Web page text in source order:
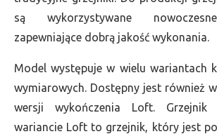
są wykorzystywane
zapewniające dobrą jakość wykonania.
Model występuje w wielu wariantach
wymiarowych. Dostępny jest również
wersji wykończenia Loft. Grzejnik
wariancie Loft to grzejnik, który jest